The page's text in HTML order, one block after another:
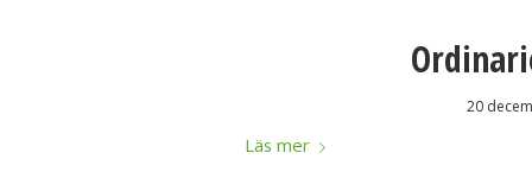
20
Läs mer